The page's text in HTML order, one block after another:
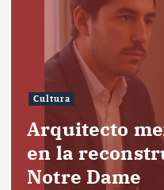
Cultura
Arquitecto
en la
Notre Dame